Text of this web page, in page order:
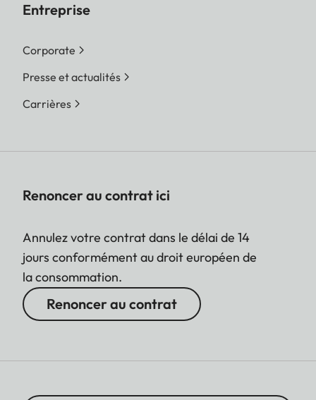
Entreprise
Corporate
Presse et actualités
Carrières
Renoncer au contrat ici
Annulez votre contrat dans le délai de 14
jours conformément au droit européen de
la consommation.
Renoncer au contrat